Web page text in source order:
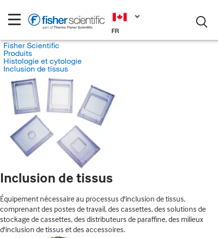
FR
Fisher Scientific
Produits
Histologie et cytologie
Inclusion de tissus
Inclusion de tissus
Équipement nécessaire au processus d'inclusion de tissus,
comprenant des postes de travail, des cassettes, des solutions de
stockage de cassettes, des distributeurs de paraffine, des milieux
d'inclusion de tissus et des accessoires.